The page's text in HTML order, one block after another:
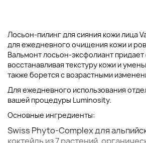
Лосьон-пилинг для сияния кожи лица
для ежедневного очищения кожи и
Вальмонт лосьон-эксфолиант придает
восстанавливая текстуру кожи и
также борется с возрастными
Для ежедневного использования
вашей процедуры Luminosity.
Основные ингредиенты:
Swiss Phyto-Complex для